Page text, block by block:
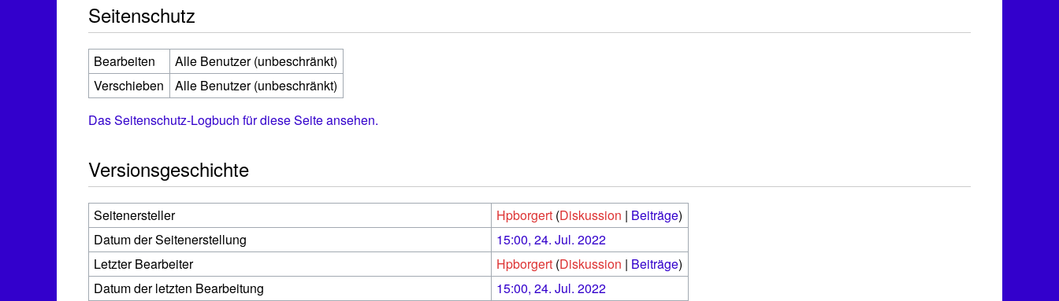
Seitenschutz
Bearbeiten
Alle Benutzer (unbeschränkt)
Verschieben
Alle Benutzer (unbeschränkt)
Das Seitenschutz-Logbuch für diese Seite ansehen.
Versionsgeschichte
Seitenersteller Hpborgert (Diskussion | Beiträge)
Datum der Seitenerstellung
15:00, 24. Jul. 2022
Letzter Bearbeiter
Hpborgert (Diskussion | Beiträge)
Datum der letzten Bearbeitung
15:00, 24. Jul. 2022